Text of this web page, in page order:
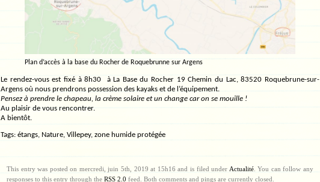
Plan d’accès à la base du Rocher de Roquebrunne sur Argens
Le rendez-vous est fixé à 8h30 à La Base du Rocher 19 Chemin du Lac, 83520 Roquebrune-sur-
Argens où nous prendrons possession des kayaks et de l’équipement.
Pensez à prendre le chapeau, la crème solaire et un change car on se mouille !
Au plaisir de vous rencontrer.
A bientôt.
Tags: étangs, Nature, Villepey, zone humide protégée
This entry was posted on mercredi, juin 5th, 2019 at 15h16 and is filed under Actualité. You can follow any
responses to this entry through the RSS 2.0 feed. Both comments and pings are currently closed.